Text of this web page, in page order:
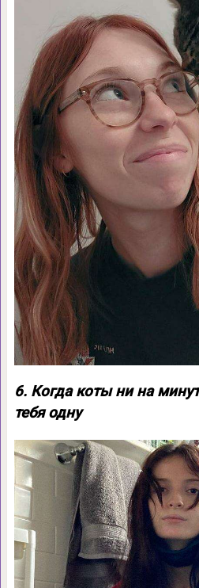
6. Когда коты ни на
тебя одну